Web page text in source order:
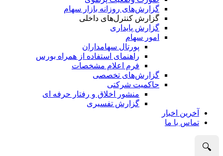
گزارش‌های روزانه بازار سهام
گزارش کنترل‌های داخلی
گزارش پایداری
امور سهام
پورتال سهامداران
راهنمای استفاده از همراه بورس
فرم اعلام مشخصات
گزارش‌های تخصصی
حاکمیت شرکتی
منشور اخلاق و رفتار حرفه­ ای
گزارش تفسیری
آخرین اخبار
تماس با ما
🔍